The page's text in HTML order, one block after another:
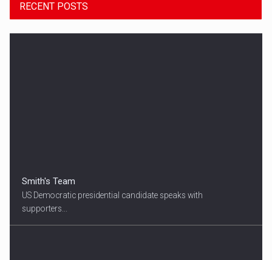
RECENT POSTS
Smith's Team
US Democratic presidential candidate speaks with
supporters...